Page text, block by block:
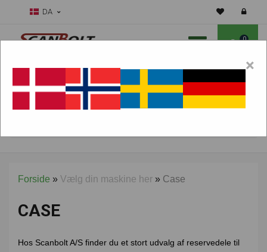
DA
0
Forside » Vælg din maskine her » Case
CASE
Hos Scanbolt A/S finder du et stort udvalg af reservedele til
×